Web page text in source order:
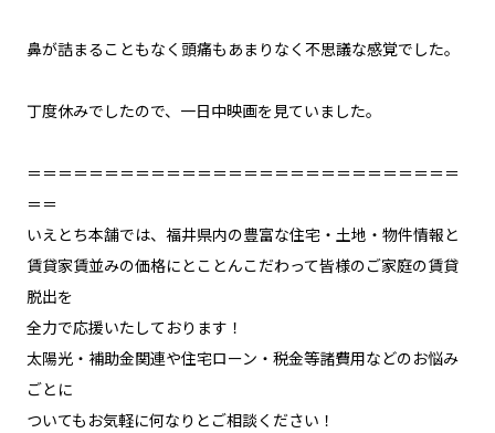
鼻が詰まることもなく頭痛もあまりなく不思議な感覚でした。
丁度休みでしたので、一日中映画を見ていました。
＝＝＝＝＝＝＝＝＝＝＝＝＝＝＝＝＝＝＝＝＝＝＝＝＝＝＝＝
＝＝
いえとち本舗では、福井県内の豊富な住宅・土地・物件情報と
賃貸家賃並みの価格にとことんこだわって皆様のご家庭の賃貸
脱出を
全力で応援いたしております！
太陽光・補助金関連や住宅ローン・税金等諸費用などのお悩み
ごとに
ついてもお気軽に何なりとご相談ください！